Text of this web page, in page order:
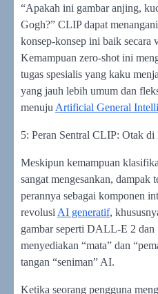
“Apakah ini gambar anjing,
Gogh?” CLIP dapat
konsep-konsep ini baik secara
Kemampuan zero-shot ini
tugas spesialis yang kaku
yang jauh lebih umum dan
menuju Artificial General
5: Peran Sentral CLIP: Otak
Meskipun kemampuan
sangat mengesankan, dampak
perannya sebagai komponen
revolusi AI generatif,
gambar seperti DALL-E 2
menyediakan “mata” dan
tangan “seniman” AI.
Ketika seorang pengguna